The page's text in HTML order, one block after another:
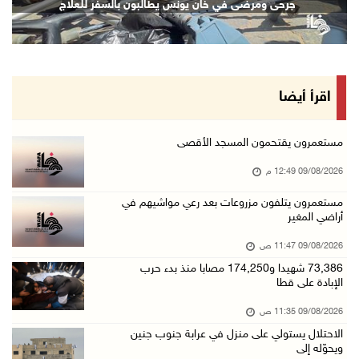
09/آب/2026 11:35 ص
"فتح" تنعي القائد الوطنيّ السفير دياب اللوح
الرئيس ينعى سفير فلسطين لدى مصر القائد الوطني ...
وفاة سفير فلسطين لدى مصر القائد الوطني دياب ا ...
09/آب/2026 10:42 ص
09/آب/2026 10:32 ص
الاحتلال يقتحم مدينة نابلس
09/آب/2026 10:20 ص
09/آب/2026 10:19 ص
وفاة شابة متأثرة بإصابتها جراء حادث سير قرب ج ...
جرحى ومرضى في خان يونس يطالبون بالسفر للعلاج
اقرأ أيضا
مستعمرون يقتحمون المسجد الأقصى
09/08/2026 12:49 م
مستعمرون يتلفون مزروعات بعد رعي مواشيهم في
أراضي المغير
09/08/2026 11:47 ص
73,386 شهيدا و174,250 مصابا منذ بدء حرب
الإبادة على قطا
09/08/2026 11:35 ص
الاحتلال يستولي على منزل في عرابة جنوب جنين
ويحوّله إلى